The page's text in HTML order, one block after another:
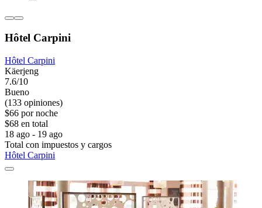
Hôtel Carpini
Hôtel Carpini
Käerjeng
7.6/10
Bueno
(133 opiniones)
$66 por noche
$68 en total
18 ago - 19 ago
Total con impuestos y cargos
Hôtel Carpini